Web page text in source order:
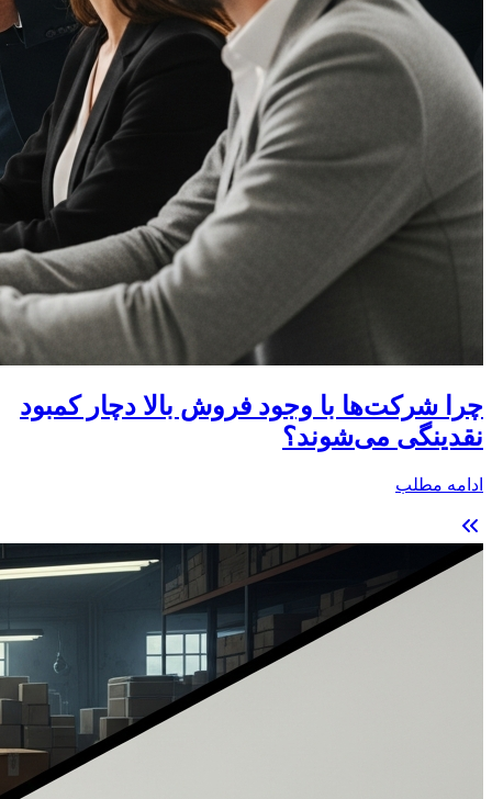
چرا شرکت‌ها با وجود فروش بالا دچار کمبود
نقدینگی می‌شوند؟
ادامه مطلب